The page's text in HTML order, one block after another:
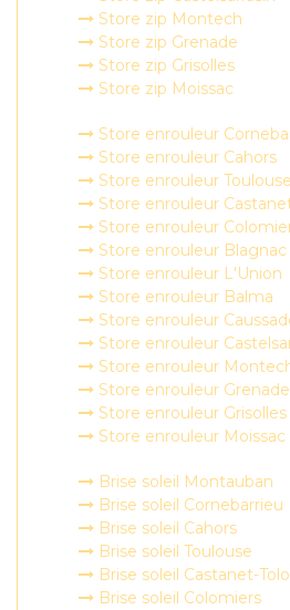
Store zip Montech
Store zip Grenade
Store zip Grisolles
Store zip Moissac
Store enrouleur
Store enrouleur Cahors
Store enrouleur Toulouse
Store enrouleur
Store enrouleur
Store enrouleur Blagnac
Store enrouleur L'Union
Store enrouleur Balma
Store enrouleur
Store enrouleur
Store enrouleur
Store enrouleur Grenade
Store enrouleur Grisolles
Store enrouleur Moissac
Brise soleil Montauban
Brise soleil Cornebarrieu
Brise soleil Cahors
Brise soleil Toulouse
Brise soleil Castanet-
Brise soleil Colomiers